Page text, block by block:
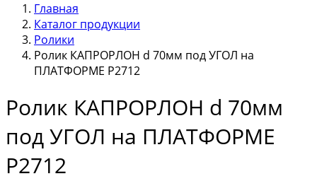
Главная
Каталог продукции
Ролики
Ролик КАПРОРЛОН d 70мм под УГОЛ на
ПЛАТФОРМЕ Р2712
Ролик КАПРОРЛОН d 70мм
под УГОЛ на ПЛАТФОРМЕ
Р2712